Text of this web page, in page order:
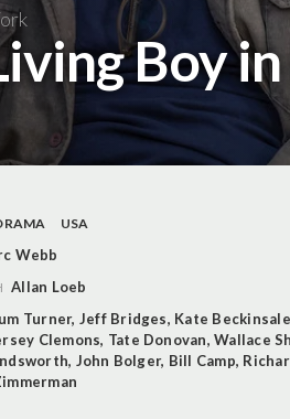
Boy
USA
Webb
Allan Loeb
Turner, Jeff Bridges, Kate Beckinsale
Clemons, Tate Donovan,Wallace
, John Bolger, Bill Camp,